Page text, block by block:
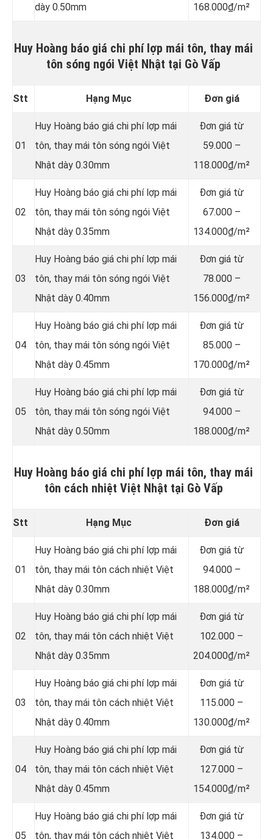
dày 0.50mm
168.000₫/m²
Huy Hoàng báo giá chi phí lợp mái tôn, thay mái
tôn sóng ngói Việt Nhật tại Gò Vấp
Stt Hạng Mục Đơn giá
01
Huy Hoàng báo giá chi phí lợp mái
tôn, thay mái tôn sóng ngói Việt
Nhật dày 0.30mm
Đơn giá từ
59.000 –
118.000₫/m²
02
Huy Hoàng báo giá chi phí lợp mái
tôn, thay mái tôn sóng ngói Việt
Nhật dày 0.35mm
Đơn giá từ
67.000 –
134.000₫/m²
03
Huy Hoàng báo giá chi phí lợp mái
tôn, thay mái tôn sóng ngói Việt
Nhật dày 0.40mm
Đơn giá từ
78.000 –
156.000₫/m²
04
Huy Hoàng báo giá chi phí lợp mái
tôn, thay mái tôn sóng ngói Việt
Nhật dày 0.45mm
Đơn giá từ
85.000 –
170.000₫/m²
05
Huy Hoàng báo giá chi phí lợp mái
tôn, thay mái tôn sóng ngói Việt
Nhật dày 0.50mm
Đơn giá từ
94.000 –
188.000₫/m²
Huy Hoàng báo giá chi phí lợp mái tôn, thay mái
tôn cách nhiệt Việt Nhật tại Gò Vấp
Stt Hạng Mục Đơn giá
01
Huy Hoàng báo giá chi phí lợp mái
tôn, thay mái tôn cách nhiệt Việt
Nhật dày 0.30mm
Đơn giá từ
94.000 –
188.000₫/m²
02
Huy Hoàng báo giá chi phí lợp mái
tôn, thay mái tôn cách nhiệt Việt
Nhật dày 0.35mm
Đơn giá từ
102.000 –
204.000₫/m²
03
Huy Hoàng báo giá chi phí lợp mái
tôn, thay mái tôn cách nhiệt Việt
Nhật dày 0.40mm
Đơn giá từ
115.000 –
130.000₫/m²
04
Huy Hoàng báo giá chi phí lợp mái
tôn, thay mái tôn cách nhiệt Việt
Nhật dày 0.45mm
Đơn giá từ
127.000 –
154.000₫/m²
05
Huy Hoàng báo giá chi phí lợp mái
tôn, thay mái tôn cách nhiệt Việt
Đơn giá từ
134.000 –